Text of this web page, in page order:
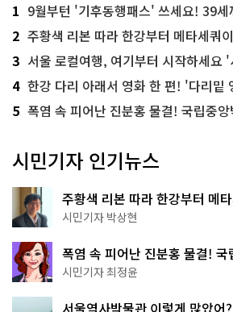
1 9월부턴 '기후동행패스' 쓰세요! 39세
2 주황색 리본 따라 한강부터 메타세쿼이아 숲길
3 서울 로컬여행, 여기부터 시작하세요
4 한강 다리 아래서 영화 한 편! '다리밑
5 폭염 속 피어난 진분홍 물결! 국립중
시민기자 인기뉴스
주황색 리본 따라 한강부터 메
서울둘레길 15코스
시민기자 박상현
폭염 속 피어난 진분홍 물결!
무 명소
시민기자 최정윤